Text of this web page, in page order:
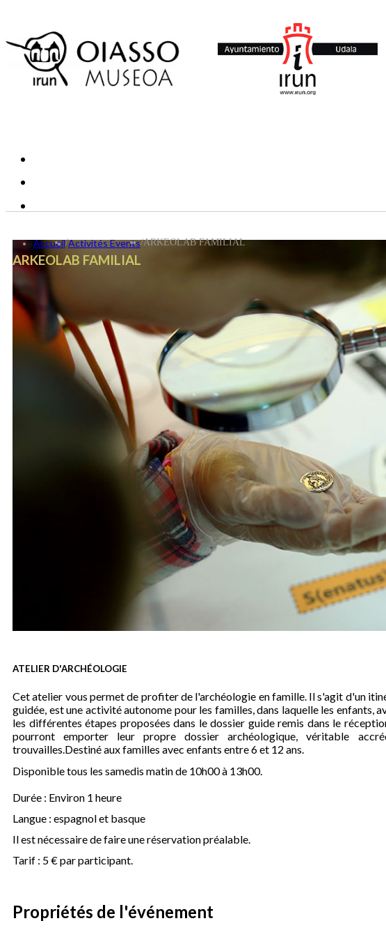
Accueil/Activités Events/ARKEOLAB FAMILIAL
ARKEOLAB FAMILIAL
ATELIER D'ARCHÉOLOGIE
Cet atelier vous permet de profiter de l'archéologie en famille. Il s'agit d'un
guidée, est une activité autonome pour les familles, dans laquelle les enfants,
les différentes étapes proposées dans le dossier guide remis dans le
pourront emporter leur propre dossier archéologique, véritable
trouvailles.Destiné aux familles avec enfants entre 6 et 12 ans.
Disponible tous les samedis matin de 10h00 à 13h00.
Durée : Environ 1 heure
Langue : espagnol et basque
Il est nécessaire de faire une réservation préalable.
Tarif : 5 € par participant.
Propriétés de l'événement